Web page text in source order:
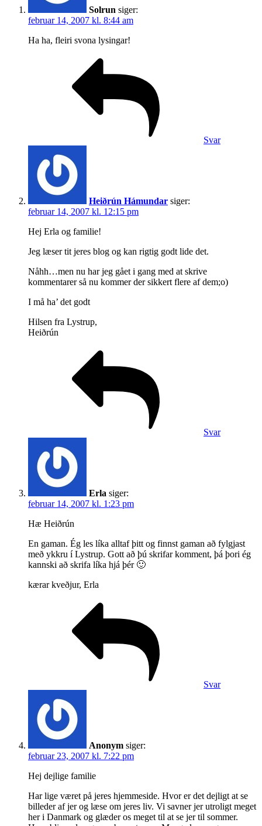
Solrun siger:
februar 14, 2007 kl. 8:44 am
Ha ha, fleiri svona lysingar!
Svar
Heiðrún Hámundar siger:
februar 14, 2007 kl. 12:15 pm
Hej Erla og familie!
Jeg læser tit jeres blog og kan rigtig godt lide det.
Nåhh…men nu har jeg gået i gang med at skrive
kommentarer så nu kommer der sikkert flere af dem;o)
I må ha’ det godt
Hilsen fra Lystrup,
Heiðrún
Svar
Erla siger:
februar 14, 2007 kl. 1:23 pm
Hæ Heiðrún
En gaman. Ég les líka alltaf þitt og finnst gaman að fylgjast
með ykkru í Lystrup. Gott að þú skrifar komment, þá þori ég
kannski að skrifa líka hjá þér 🙂
kærar kveðjur, Erla
Svar
Anonym siger:
februar 23, 2007 kl. 7:22 pm
Hej dejlige familie
Har lige været på jeres hjemmeside. Hvor er det dejligt at se
billeder af jer og læse om jeres liv. Vi savner jer utroligt meget
her i Danmark og glæder os meget til at se jer til sommer.